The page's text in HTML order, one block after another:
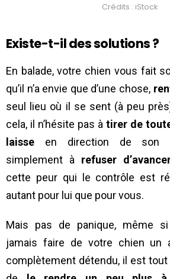
Crédits : iStock
Existe-t-il des solutions ?
En balade, votre chien vous fait
qu’il n’a envie que d’une chose,
seul lieu où il se sent (à peu
cela, il n’hésite pas à tirer de
laisse en direction de son
simplement à refuser
cette peur qui le contrôle est
autant pour lui que pour vous.
Mais pas de panique, même
jamais faire de votre chien un
complètement détendu, il est